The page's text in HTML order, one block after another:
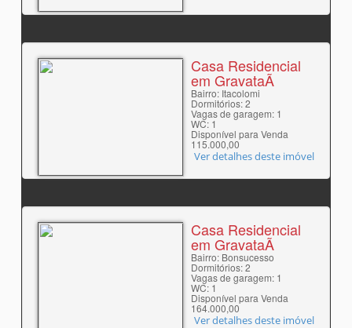
Casa Residencial
em GravataÃ­
Bairro: Itacolomi
Dormitórios: 2
Vagas de garagem: 1
WC: 1
Disponível para Venda
115.000,00
Ver detalhes deste imóvel
Casa Residencial
em GravataÃ­
Bairro: Bonsucesso
Dormitórios: 2
Vagas de garagem: 1
WC: 1
Disponível para Venda
164.000,00
Ver detalhes deste imóvel